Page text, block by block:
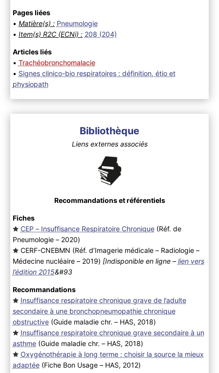
Pages liées
• Matière(s) : Pneumologie
• Item(s) R2C (ECNi) : 208 (204)
Articles liés
• Trachéobronchomalacie
• Signes clinico-bio respiratoires : définition, étio et
physiopath
Bibliothèque
Liens externes associés
Recommandations et référentiels
Fiches
CEP – Insuffisance Respiratoire Chronique(Réf. de
Pneumologie – 2020)
CERF-CNEBMN (Réf. d’Imagerie médicale – Radiologie –
Médecine nucléaire – 2019) [Indisponible en ligne – lien vers
l’édition 2015&#93
Recommandations
Insuffisance respiratoire chronique grave de l’adulte
secondaire à une bronchopneumopathie chronique
obstructive(Guide maladie chr. – HAS, 2018)
Insuffisance respiratoire chronique grave secondaire à un
asthme(Guide maladie chr. – HAS, 2018)
Oxygénothérapie à long terme : choisir la source la mieux
adaptée(Fiche Bon Usage – HAS, 2012)